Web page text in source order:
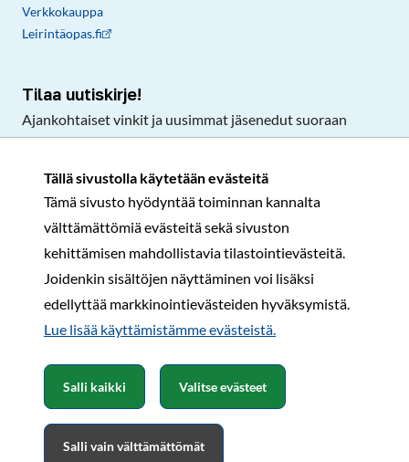
Tällä sivustolla käytetään evästeitä
Tämä sivusto hyödyntää toiminnan kannalta
välttämättömiä evästeitä sekä sivuston
kehittämisen mahdollistavia tilastointievästeitä.
Joidenkin sisältöjen näyttäminen voi lisäksi
edellyttää markkinointievästeiden hyväksymistä.
Lue lisää käyttämistämme evästeistä.​​​​​​
Salli kaikki
Salli vain välttämättömät
Valitse evästeet
Verkkokauppa
Leirintäopas.fi
Tilaa uutiskirje!
Ajankohtaiset vinkit ja uusimmat jäsenedut suoraan
Rekisteri- ja tietosuojaselosteSopimusehdot